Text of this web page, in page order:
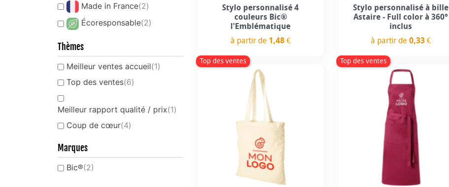
Made in France(2)
Écoresponsable(2)
Thèmes
Meilleur ventes accueil(1)
Top des ventes(6)
Meilleur rapport qualité / prix(1)
Coup de cœur(4)
Marques
Bic®(2)
+4
Stylo personnalisé 4
couleurs Bic®
l'Emblématique
à partir de 1,48 €
+10
Stylo personnalisé à bille
Astaire - Full color à 360°
inclus
à partir de0,33 €
Top des ventes Top des ventes